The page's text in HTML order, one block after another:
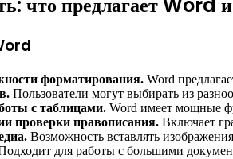
форматирования. Word
Пользователи могут выбирать из
с таблицами. Word имеет мощные
проверки правописания. Включает
Возможность вставлять
для работы с большими